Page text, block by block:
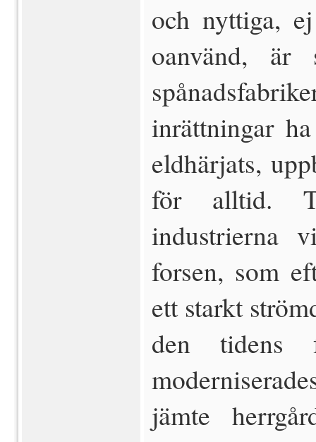
och nyttiga,
oanvänd, är
inrättningar
eld­härjats,
för alltid.
industrierna
forsen, som
ett starkt
den tidens
jämte